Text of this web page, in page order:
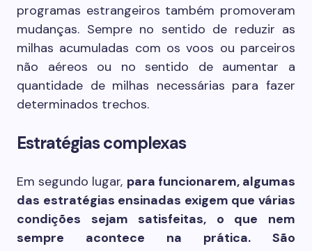
programas estrangeiros também promoveram
mudanças. Sempre no sentido de reduzir as
milhas acumuladas com os voos ou parceiros
não aéreos ou no sentido de aumentar a
quantidade de milhas necessárias para fazer
determinados trechos.
Estratégias complexas
Em segundo lugar, para funcionarem, algumas
das estratégias ensinadas exigem que várias
condições sejam satisfeitas, o que nem
sempre acontece na prática. São